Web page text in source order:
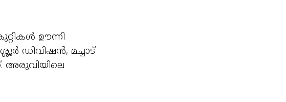
ഊന്നി
ഡിവിഷൻ, മച്ചാട്
അരുവിയിലെ